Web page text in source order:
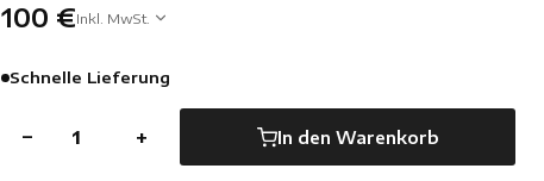
100 €Inkl. MwSt.
Schnelle Lieferung
− + In den Warenkorb